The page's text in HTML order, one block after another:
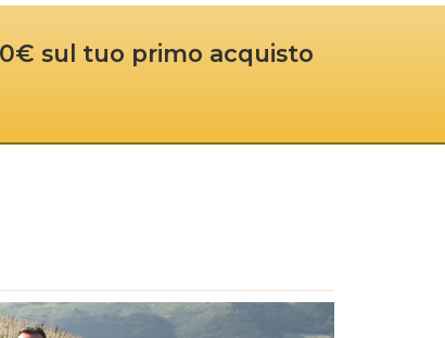
sul tuo primo acquisto